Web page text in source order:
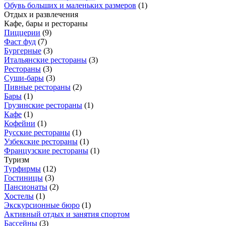
Обувь больших и маленьких размеров (1)
Отдых и развлечения
Кафе, бары и рестораны
Пиццерии (9)
Фаст фуд (7)
Бургерные (3)
Итальянские рестораны (3)
Рестораны (3)
Суши-бары (3)
Пивные рестораны (2)
Бары (1)
Грузинские рестораны (1)
Кафе (1)
Кофейни (1)
Русские рестораны (1)
Узбекские рестораны (1)
Французские рестораны (1)
Туризм
Турфирмы (12)
Гостиницы (3)
Пансионаты (2)
Хостелы (1)
Экскурсионные бюро (1)
Активный отдых и занятия спортом
Бассейны (3)